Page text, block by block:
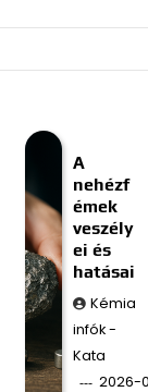
A
nehézf
émek
veszély
ei és
hatásai
Kémia
infók -
Kata
2026-